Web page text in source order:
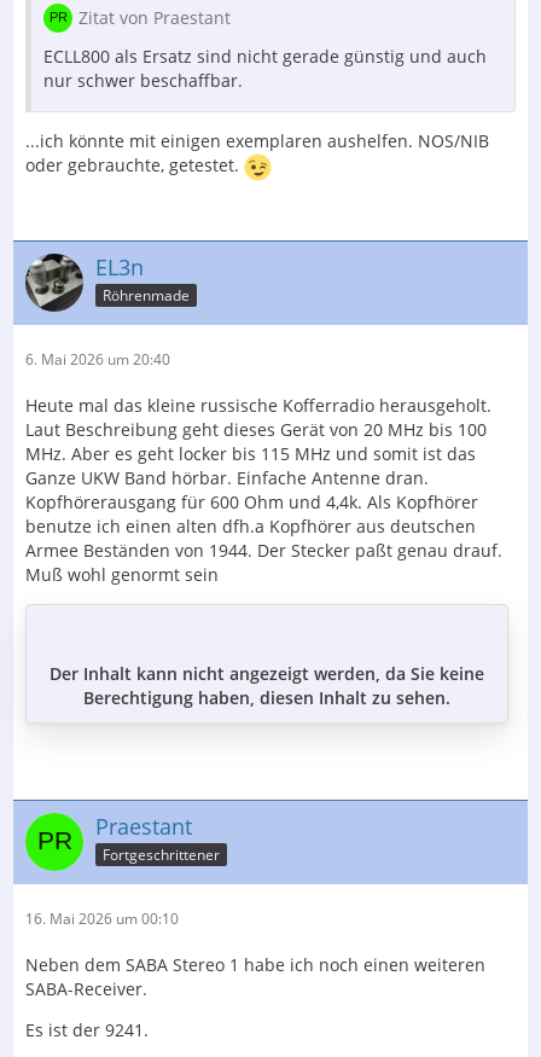
Zitat von Praestant
ECLL800 als Ersatz sind nicht gerade günstig und auch
nur schwer beschaffbar.
...ich könnte mit einigen exemplaren aushelfen. NOS/NIB
oder gebrauchte, getestet.
EL3n
Röhrenmade
6. Mai 2026 um 20:40
Heute mal das kleine russische Kofferradio herausgeholt.
Laut Beschreibung geht dieses Gerät von 20 MHz bis 100
MHz. Aber es geht locker bis 115 MHz und somit ist das
Ganze UKW Band hörbar. Einfache Antenne dran.
Kopfhörerausgang für 600 Ohm und 4,4k. Als Kopfhörer
benutze ich einen alten dfh.a Kopfhörer aus deutschen
Armee Beständen von 1944. Der Stecker paßt genau drauf.
Muß wohl genormt sein
Der Inhalt kann nicht angezeigt werden, da Sie keine
Berechtigung haben, diesen Inhalt zu sehen.
Praestant
Fortgeschrittener
16. Mai 2026 um 00:10
Neben dem SABA Stereo 1 habe ich noch einen weiteren
SABA-Receiver.
Es ist der 9241.